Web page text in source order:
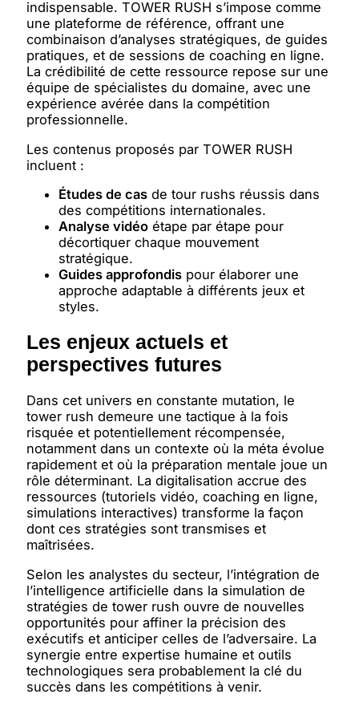
indispensable. TOWER RUSH s’impose comme
une plateforme de référence, offrant une
combinaison d’analyses stratégiques, de guides
pratiques, et de sessions de coaching en ligne.
La crédibilité de cette ressource repose sur une
équipe de spécialistes du domaine, avec une
expérience avérée dans la compétition
professionnelle.
Les contenus proposés par TOWER RUSH
incluent :
Études de cas de tour rushs réussis dans
des compétitions internationales.
Analyse vidéo étape par étape pour
décortiquer chaque mouvement
stratégique.
Guides approfondis pour élaborer une
approche adaptable à différents jeux et
styles.
Les enjeux actuels et
perspectives futures
Dans cet univers en constante mutation, le
tower rush demeure une tactique à la fois
risquée et potentiellement récompensée,
notamment dans un contexte où la méta évolue
rapidement et où la préparation mentale joue un
rôle déterminant. La digitalisation accrue des
ressources (tutoriels vidéo, coaching en ligne,
simulations interactives) transforme la façon
dont ces stratégies sont transmises et
maîtrisées.
Selon les analystes du secteur, l’intégration de
l’intelligence artificielle dans la simulation de
stratégies de tower rush ouvre de nouvelles
opportunités pour affiner la précision des
exécutifs et anticiper celles de l’adversaire. La
synergie entre expertise humaine et outils
technologiques sera probablement la clé du
succès dans les compétitions à venir.